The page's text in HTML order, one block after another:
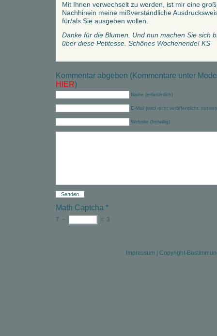
Mit Ihnen verwechselt zu werden, ist mir eine
Nachhinein meine mißverständliche
für/als Sie ausgeben wollen.
Danke für die Blumen. Und nun machen Sie sich
über diese Petitesse. Schönes Wochenende! KS
Kommentar abgeben (Kommentare unter
HIER)
Name (erforderlich)
E-Mail (wird nicht veröffentlicht,
Website (freiwillig)
Math Captcha *
7 − = 3
Impressum Copyright-